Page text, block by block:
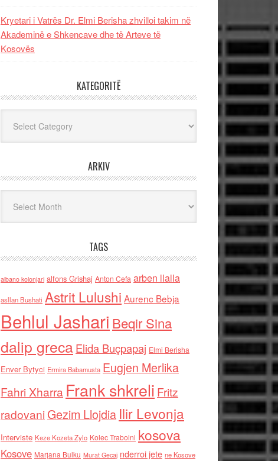
Kryetari i Vatrës Dr. Elmi Berisha zhvilloi takim në
Akademinë e Shkencave dhe të Arteve të
Kosovës
KATEGORITË
ARKIV
TAGS
albano kolonjari alfons Grishaj Anton Cefa arben llalla
asllan Bushati Astrit Lulushi Aurenc Bebja
Behlul Jashari Beqir Sina
dalip grecaElida Buçpapaj Elmi Berisha
Enver Bytyci Ermira Babamusta Eugjen Merlika
Fahri Xharra Frank shkreli Fritz
radovaniGezim Llojdia Ilir Levonja
Interviste Keze Kozeta Zylo Kolec Traboini kosova
Kosove Marjana Bulku Murat Gecaj nderroi jete ne Kosove